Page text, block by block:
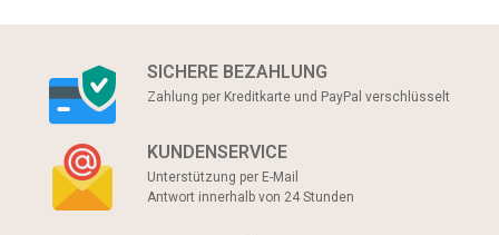
SICHERE BEZAHLUNG
Zahlung per Kreditkarte und PayPal verschlüsselt
KUNDENSERVICE
Unterstützung per E-Mail
Antwort innerhalb von 24 Stunden